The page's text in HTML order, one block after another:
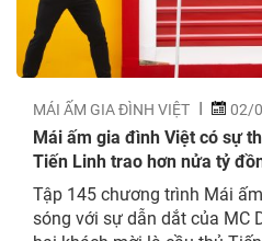
MÁI ẤM GIA ĐÌNH VIỆT 02/
Mái ấm gia đình Việt có sự
Tiến Linh trao hơn nửa tỷ
hoàn cảnh khó khăn
Tập 145 chương trình Mái
sóng với sự dẫn dắt của MC